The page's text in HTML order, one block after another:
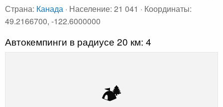
Страна: Канада · Население: 21 041 · Координаты:
49.2166700, -122.6000000
Автокемпинги в радиусе 20 км: 4
🏕️